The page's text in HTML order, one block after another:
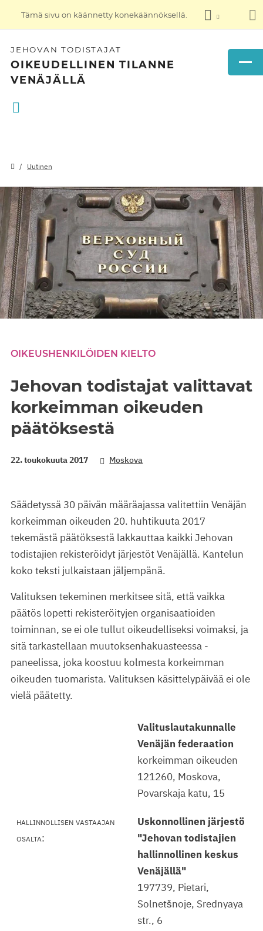
Tämä sivu on käännetty konekäännöksellä.
JEHOVAN TODISTAJAT
OIKEUDELLINEN TILANNE
VENÄJÄLLÄ
Uutinen
OIKEUSHENKILÖIDEN KIELTO
Jehovan todistajat valittavat
korkeimman oikeuden
päätöksestä
22. toukokuuta 2017 Moskova
Säädetyssä 30 päivän määräajassa valitettiin Venäjän
korkeimman oikeuden 20. huhtikuuta 2017
tekemästä päätöksestä lakkauttaa kaikki Jehovan
todistajien rekisteröidyt järjestöt Venäjällä. Kantelun
koko teksti julkaistaan jäljempänä.
Valituksen tekeminen merkitsee sitä, että vaikka
päätös lopetti rekisteröityjen organisaatioiden
toiminnan, se ei ole tullut oikeudelliseksi voimaksi, ja
sitä tarkastellaan muutoksenhakuasteessa -
paneelissa, joka koostuu kolmesta korkeimman
oikeuden tuomarista. Valituksen käsittelypäivää ei ole
vielä päätetty.
Valituslautakunnalle
Venäjän federaation
korkeimman oikeuden
121260, Moskova,
Povarskaja katu, 15
hallinnollisen vastaajan
osalta:
Uskonnollinen järjestö
"Jehovan todistajien
hallinnollinen keskus
Venäjällä"
197739, Pietari,
Solnetšnoje, Srednyaya
str., 6